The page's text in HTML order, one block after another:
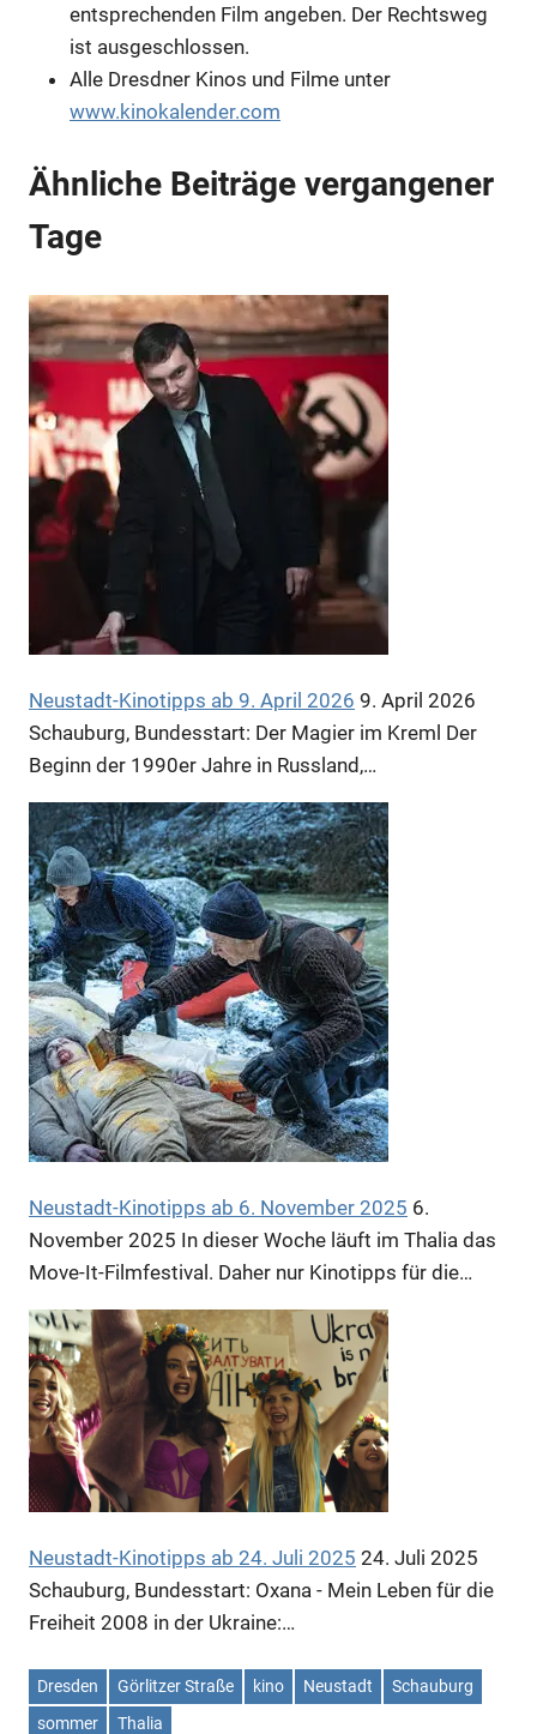
Anzeige
Anzeige
Anzeige
entsprechenden Film angeben. Der Rechtsweg
ist ausgeschlossen.
Alle Dresdner Kinos und Filme unter
www.kinokalender.com
Ähnliche Beiträge vergangener
Tage
Neustadt-Kinotipps ab 9. April 2026 9. April 2026
Schauburg, Bundesstart: Der Magier im Kreml Der
Beginn der 1990er Jahre in Russland,…
Neustadt-Kinotipps ab 6. November 2025 6.
November 2025 In dieser Woche läuft im Thalia das
Move-It-Filmfestival. Daher nur Kinotipps für die…
Neustadt-Kinotipps ab 24. Juli 2025 24. Juli 2025
Schauburg, Bundesstart: Oxana - Mein Leben für die
Freiheit 2008 in der Ukraine:…
Dresden Görlitzer Straße kino Neustadt
Schauburg
sommer
Thalia